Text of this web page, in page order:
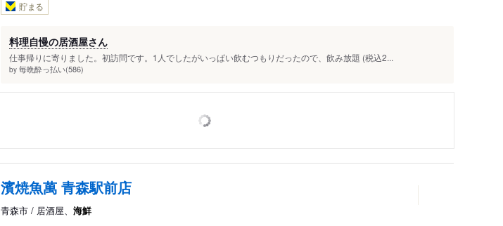
貯まる
料理自慢の居酒屋さん
仕事帰りに寄りました。初訪問です。1人でしたがいっぱい飲むつもりだったので、飲み放題 (税込2...
by 毎晩酔っ払い(586)
濱焼魚萬 青森駅前店
青森市 / 居酒屋、 海鮮